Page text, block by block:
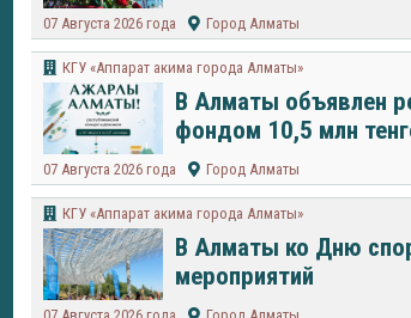
07 Августа 2026 года Город Алматы
КГУ «Аппарат акима города Алматы»
В Алматы объявлен
фондом 10,5 млн
07 Августа 2026 года Город Алматы
КГУ «Аппарат акима города Алматы»
В Алматы ко Дню
мероприятий